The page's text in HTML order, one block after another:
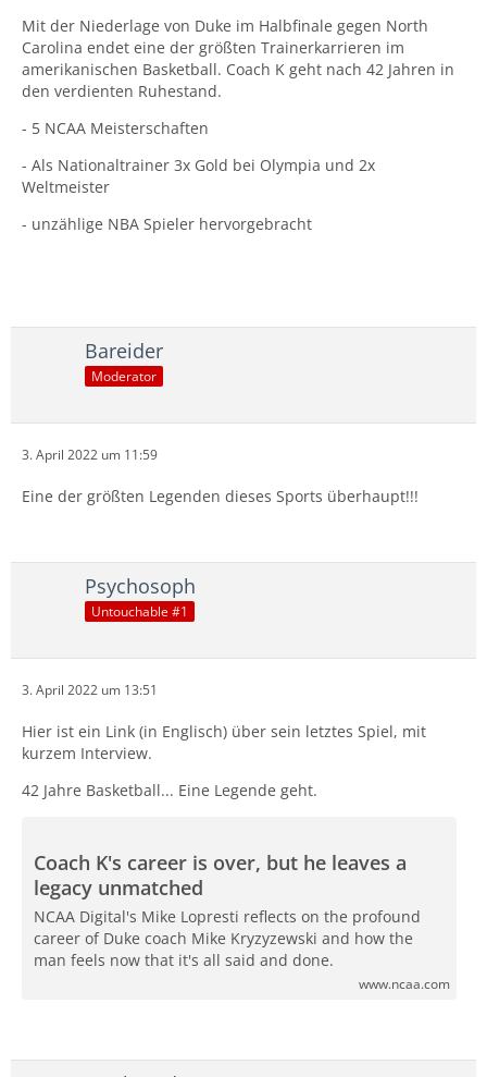
Mit der Niederlage von Duke im Halbfinale gegen North
Carolina endet eine der größten Trainerkarrieren im
amerikanischen Basketball. Coach K geht nach 42 Jahren in
den verdienten Ruhestand.
- 5 NCAA Meisterschaften
- Als Nationaltrainer 3x Gold bei Olympia und 2x
Weltmeister
- unzählige NBA Spieler hervorgebracht
Bareider
Moderator
3. April 2022 um 11:59
Eine der größten Legenden dieses Sports überhaupt!!!
Psychosoph
Untouchable #1
3. April 2022 um 13:51
Hier ist ein Link (in Englisch) über sein letztes Spiel, mit
kurzem Interview.
42 Jahre Basketball... Eine Legende geht.
Coach K's career is over, but he leaves a
legacy unmatched
NCAA Digital's Mike Lopresti reflects on the profound
career of Duke coach Mike Kryzyzewski and how the
man feels now that it's all said and done.
www.ncaa.com